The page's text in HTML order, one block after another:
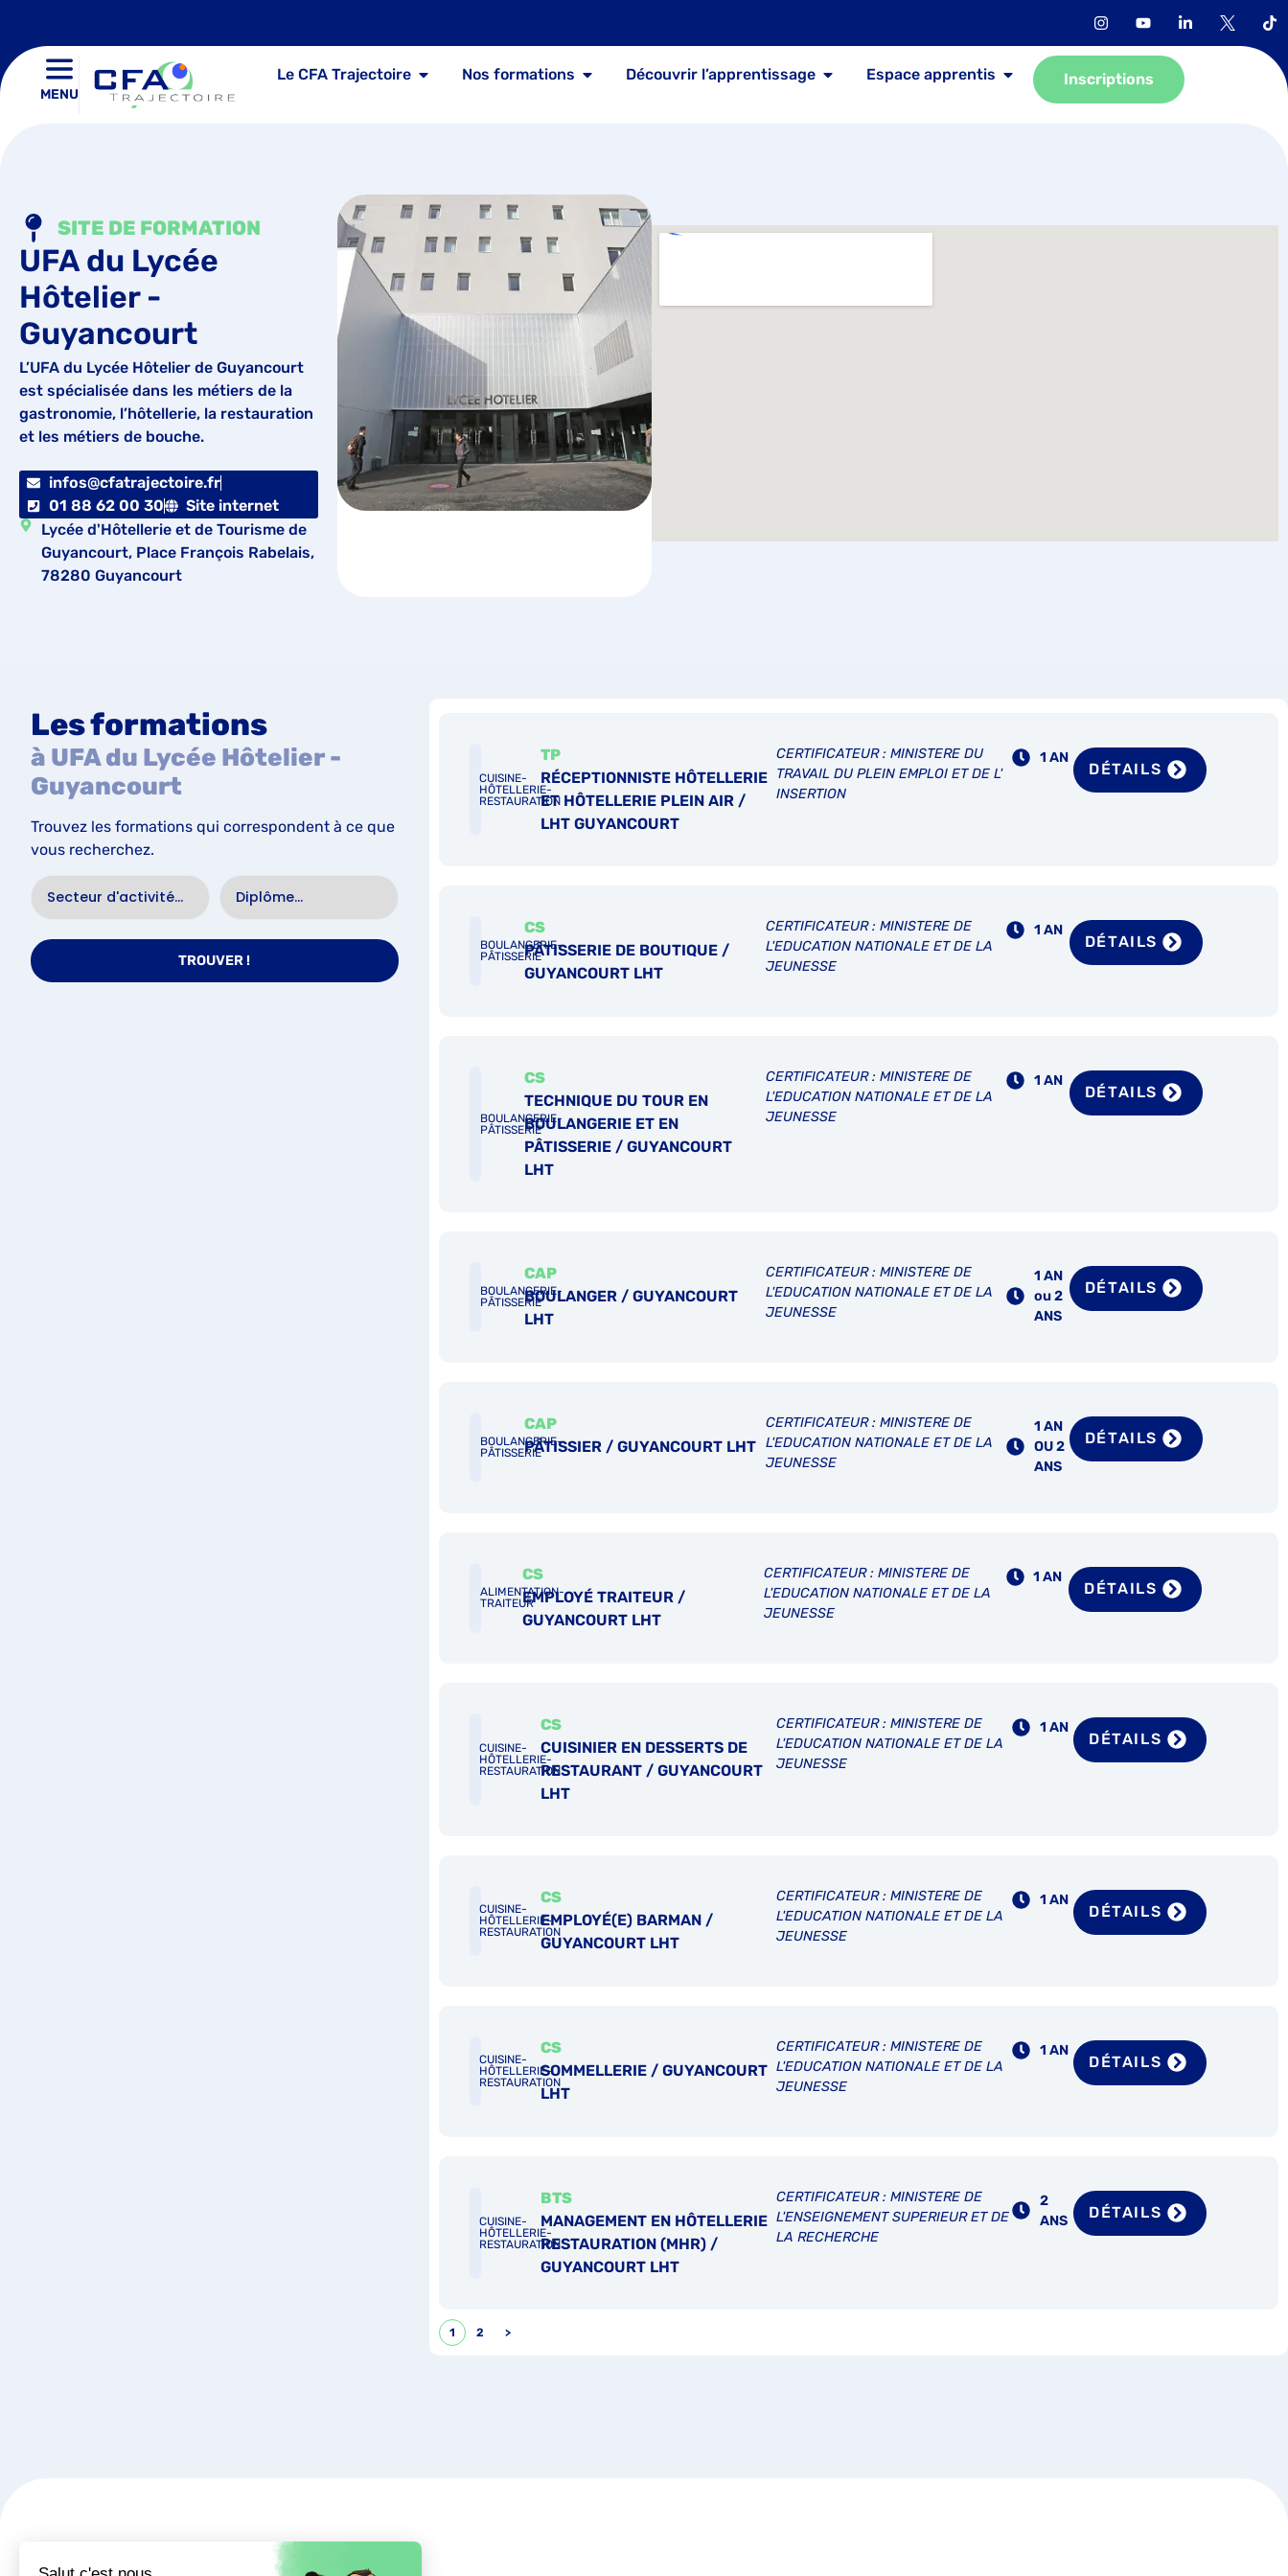
MENU
Le CFA Trajectoire Nos formations Découvrir l’apprentissage Espace apprentis Inscriptions
SITE DE FORMATION
UFA du Lycée
Hôtelier -
Guyancourt
L’UFA du Lycée Hôtelier de Guyancourt
est spécialisée dans les métiers de la
gastronomie, l’hôtellerie, la restauration
et les métiers de bouche.
infos@cfatrajectoire.fr
01 88 62 00 30
Site internet
Lycée d'Hôtellerie et de Tourisme de
Guyancourt, Place François Rabelais,
78280 Guyancourt
Les formations
à UFA du Lycée Hôtelier -
Guyancourt
Trouvez les formations qui correspondent à ce que
vous recherchez.
TROUVER !
CUISINE-
HÔTELLERIE-
RESTAURATION
TP
RÉCEPTIONNISTE HÔTELLERIE
ET HÔTELLERIE PLEIN AIR /
LHT GUYANCOURT
CERTIFICATEUR : MINISTERE DU
TRAVAIL DU PLEIN EMPLOI ET DE L'
INSERTION
1 AN
DÉTAILS
BOULANGERIE-
PÂTISSERIE
CS
PÂTISSERIE DE BOUTIQUE /
GUYANCOURT LHT
CERTIFICATEUR : MINISTERE DE
L'EDUCATION NATIONALE ET DE LA
JEUNESSE
1 AN
DÉTAILS
BOULANGERIE-
PÂTISSERIE
CS
TECHNIQUE DU TOUR EN
BOULANGERIE ET EN
PÂTISSERIE / GUYANCOURT
LHT
CERTIFICATEUR : MINISTERE DE
L'EDUCATION NATIONALE ET DE LA
JEUNESSE
1 AN
DÉTAILS
BOULANGERIE-
PÂTISSERIE
CAP
BOULANGER / GUYANCOURT
LHT
CERTIFICATEUR : MINISTERE DE
L'EDUCATION NATIONALE ET DE LA
JEUNESSE
1 AN
ou 2
ANS
DÉTAILS
BOULANGERIE-
PÂTISSERIE
CAP
PÂTISSIER / GUYANCOURT LHT
CERTIFICATEUR : MINISTERE DE
L'EDUCATION NATIONALE ET DE LA
JEUNESSE
1 AN
OU 2
ANS
DÉTAILS
ALIMENTATION-
TRAITEUR
CS
EMPLOYÉ TRAITEUR /
GUYANCOURT LHT
CERTIFICATEUR : MINISTERE DE
L'EDUCATION NATIONALE ET DE LA
JEUNESSE
1 AN
DÉTAILS
CUISINE-
HÔTELLERIE-
RESTAURATION
CS
CUISINIER EN DESSERTS DE
RESTAURANT / GUYANCOURT
LHT
CERTIFICATEUR : MINISTERE DE
L'EDUCATION NATIONALE ET DE LA
JEUNESSE
1 AN
DÉTAILS
CUISINE-
HÔTELLERIE-
RESTAURATION
CS
EMPLOYÉ(E) BARMAN /
GUYANCOURT LHT
CERTIFICATEUR : MINISTERE DE
L'EDUCATION NATIONALE ET DE LA
JEUNESSE
1 AN
DÉTAILS
CUISINE-
HÔTELLERIE-
RESTAURATION
CS
SOMMELLERIE / GUYANCOURT
LHT
CERTIFICATEUR : MINISTERE DE
L'EDUCATION NATIONALE ET DE LA
JEUNESSE
1 AN
DÉTAILS
CUISINE-
HÔTELLERIE-
RESTAURATION
BTS
MANAGEMENT EN HÔTELLERIE
RESTAURATION (MHR) /
GUYANCOURT LHT
CERTIFICATEUR : MINISTERE DE
L'ENSEIGNEMENT SUPERIEUR ET DE
LA RECHERCHE
2
ANS
DÉTAILS
1 2 >